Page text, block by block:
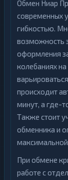
Обмен Ниар
современных
гибкостью.
возможность
оформления
колебаниях
происходит
минут, а где-
Также стоит
обменника и
При обмене
работе с